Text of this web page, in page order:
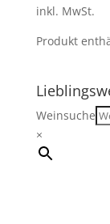
inkl. MwSt.
Produkt
Weinsuche
×